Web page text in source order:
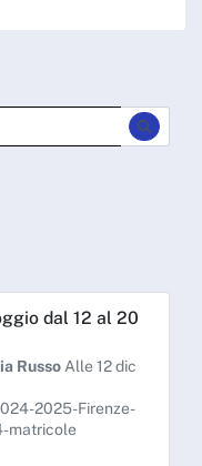
dal 12 al 20
Russo Alle 12 dic
2025-Firenze-
matricole